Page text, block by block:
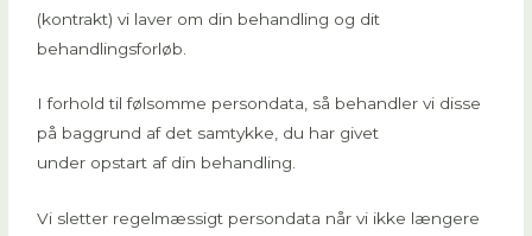
(kontrakt) vi laver om din behandling og dit
behandlingsforløb.
I forhold til følsomme persondata, så behandler vi disse
på baggrund af det samtykke, du har givet
under opstart af din behandling.
Vi sletter regelmæssigt persondata når vi ikke længere